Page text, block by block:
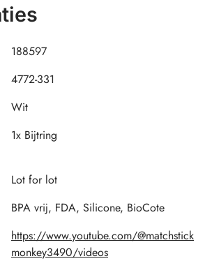
188597
4772-331
Wit
1x Bijtring
Lot for lot
BPA vrij, FDA, Silicone, BioCote
https://www.youtube.com/@matchstick
monkey3490/videos